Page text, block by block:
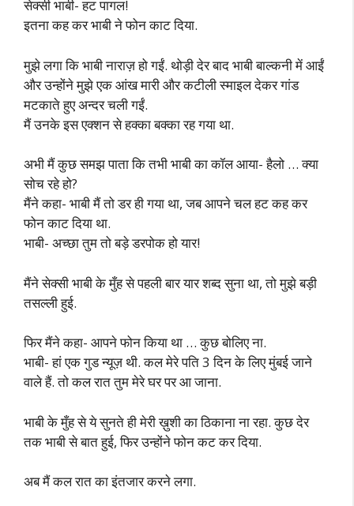
सेक्सी भाबी- हट पागल!
इतना कह कर भाबी ने फोन काट दिया.
मुझे लगा कि भाबी नाराज़ हो गईं. थोड़ी देर बाद भाबी बाल्कनी में आईं
और उन्होंने मुझे एक आंख मारी और कटीली स्माइल देकर गांड
मटकाते हुए अन्दर चली गईं.
मैं उनके इस एक्शन से हक्का बक्का रह गया था.
अभी मैं कुछ समझ पाता कि तभी भाबी का कॉल आया- हैलो … क्या
सोच रहे हो?
मैंने कहा- भाबी मैं तो डर ही गया था, जब आपने चल हट कह कर
फोन काट दिया था.
भाबी- अच्छा तुम तो बड़े डरपोक हो यार!
मैंने सेक्सी भाबी के मुँह से पहली बार यार शब्द सुना था, तो मुझे बड़ी
तसल्ली हुई.
फिर मैंने कहा- आपने फोन किया था … कुछ बोलिए ना.
भाबी- हां एक गुड न्यूज़ थी. कल मेरे पति 3 दिन के लिए मुंबई जाने
वाले हैं. तो कल रात तुम मेरे घर पर आ जाना.
भाबी के मुँह से ये सुनते ही मेरी ख़ुशी का ठिकाना ना रहा. कुछ देर
तक भाबी से बात हुई, फिर उन्होंने फोन कट कर दिया.
अब मैं कल रात का इंतजार करने लगा.